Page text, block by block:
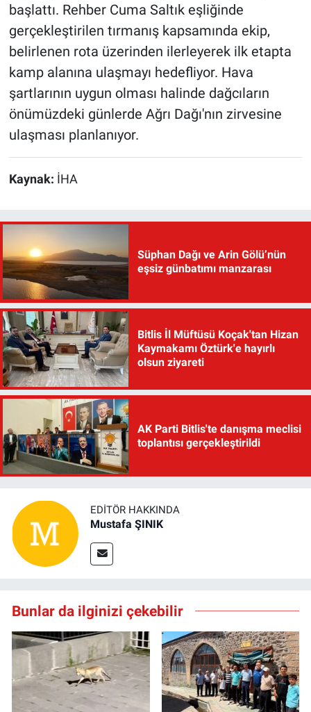
başlattı. Rehber Cuma Saltık eşliğinde
gerçekleştirilen tırmanış kapsamında ekip,
belirlenen rota üzerinden ilerleyerek ilk etapta
kamp alanına ulaşmayı hedefliyor. Hava
şartlarının uygun olması halinde dağcıların
önümüzdeki günlerde Ağrı Dağı'nın zirvesine
ulaşması planlanıyor.
Kaynak: İHA
Süphan Dağı ve Arin Gölü’nün
eşsiz günbatımı manzarası
Bitlis İl Müftüsü Koçak'tan Hizan
Kaymakamı Öztürk'e hayırlı
olsun ziyareti
AK Parti Bitlis'te danışma meclisi
toplantısı gerçekleştirildi
EDITÖR HAKKINDA
Mustafa ŞINIK
Bunlar da ilginizi çekebilir